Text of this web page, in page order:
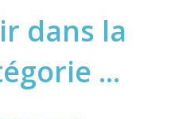
dans la
...